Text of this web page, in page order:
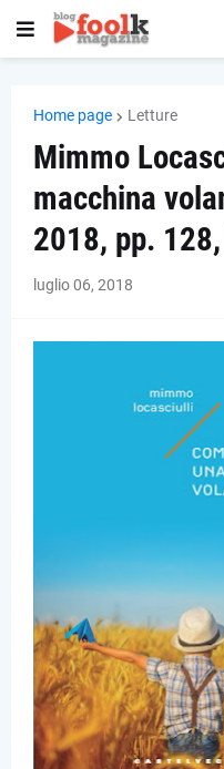
Home page Letture
Mimmo
macchina
2018, pp.
luglio 06, 2018